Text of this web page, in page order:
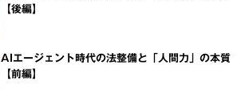
【後編】
AIエージェント時代の法整備と「人間力」の本質
【前編】